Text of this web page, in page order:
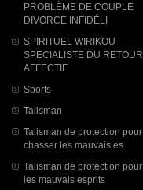
PROBLÈME DE COUPLE
DIVORCE INFIDÉLI
SPIRITUEL WIRIKOU
SPECIALISTE DU RETOUR
AFFECTIF
Sports
Talisman
Talisman de protection pour
chasser les mauvais es
Talisman de protection pour
les mauvais esprits